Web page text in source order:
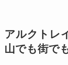
アルクトレ
山でも街で